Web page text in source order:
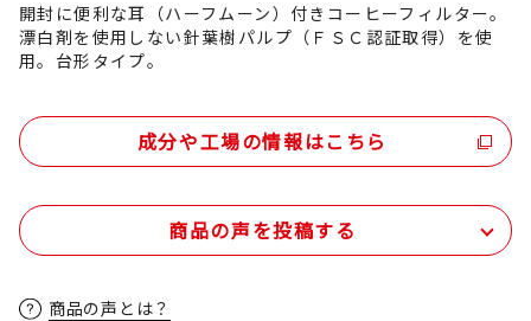
開封に便利な耳（ハーフムーン）付きコーヒーフィルター。
漂白剤を使用しない針葉樹パルプ（ＦＳＣ認証取得）を使
用。台形タイプ。
成分や工場の情報はこちら
商品の声を投稿する
商品の声とは？